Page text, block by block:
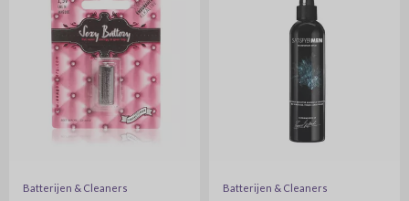
Batterijen & Cleaners Batterijen & Cleaners